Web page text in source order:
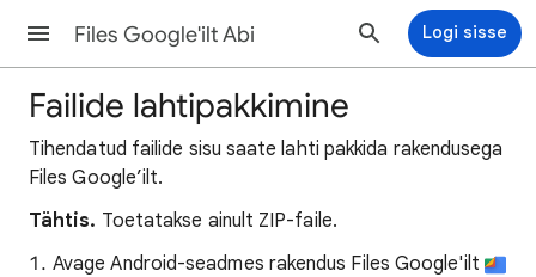
Files Google'ilt Abi Logi sisse
Failide lahtipakkimine
Tihendatud failide sisu saate lahti pakkida rakendusega
Files Google’ilt.
Tähtis. Toetatakse ainult ZIP-faile.
Avage Android-seadmes rakendus Files Google'ilt